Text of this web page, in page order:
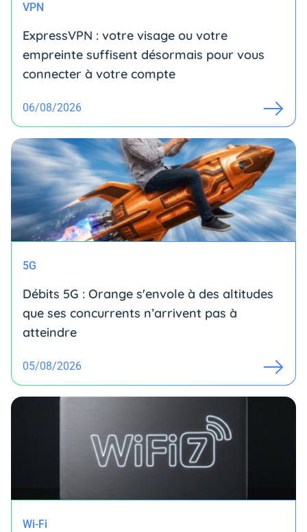
VPN
ExpressVPN : votre visage ou votre
empreinte suffisent désormais pour vous
connecter à votre compte
06/08/2026
5G
Débits 5G : Orange s'envole à des altitudes
que ses concurrents n’arrivent pas à
atteindre
05/08/2026
Wi-Fi